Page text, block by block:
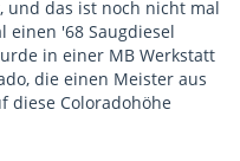
und das ist noch nicht mal
einen '68 Saugdiesel
in einer MB Werkstatt
die einen Meister aus
diese Coloradohöhe